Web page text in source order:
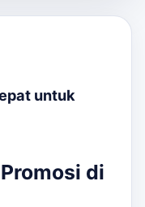
untuk
di